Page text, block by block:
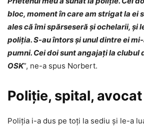
bloc, moment în care am strigat la ei
ales că îmi spărseseră și ochelarii, și
poliția. S-au întors și unul dintre ei
pumni. Cei doi sunt angajați la clubul
OSK”, ne-a spus Norbert.
Poliție, spital, avocat
Poliția i-a dus pe toți la sediu și le-a